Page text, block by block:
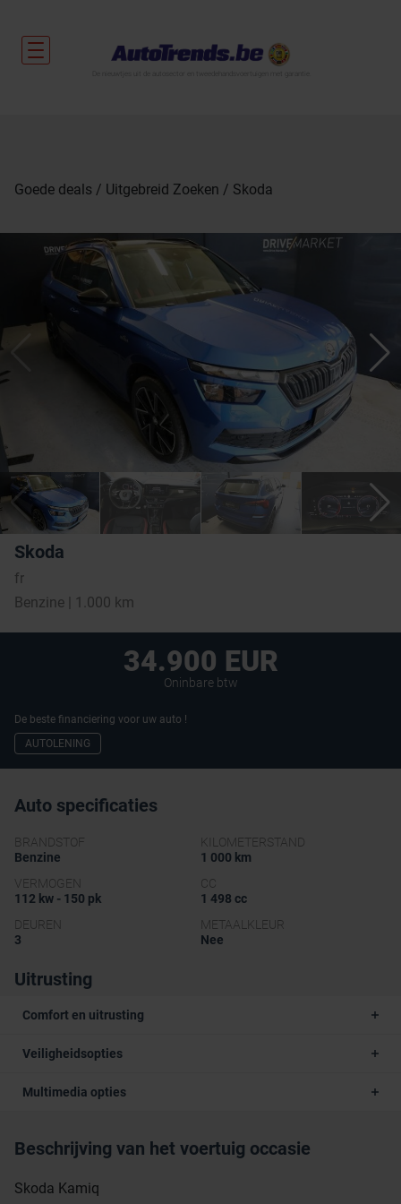
Goede deals Uitgebreid Zoeken Skoda
Skoda
fr
Benzine | 1.000 km
34.900 EUR
Oninbare btw
De beste financiering voor uw auto !
AUTOLENING
Auto specificaties
BRANDSTOF
Benzine
KILOMETERSTAND
1 000 km
VERMOGEN
112 kw - 150 pk
CC
1 498 cc
DEUREN
3
METAALKLEUR
Nee
Uitrusting
Comfort en uitrusting
Veiligheidsopties
Multimedia opties
Beschrijving van het voertuig occasie
Skoda Kamiq